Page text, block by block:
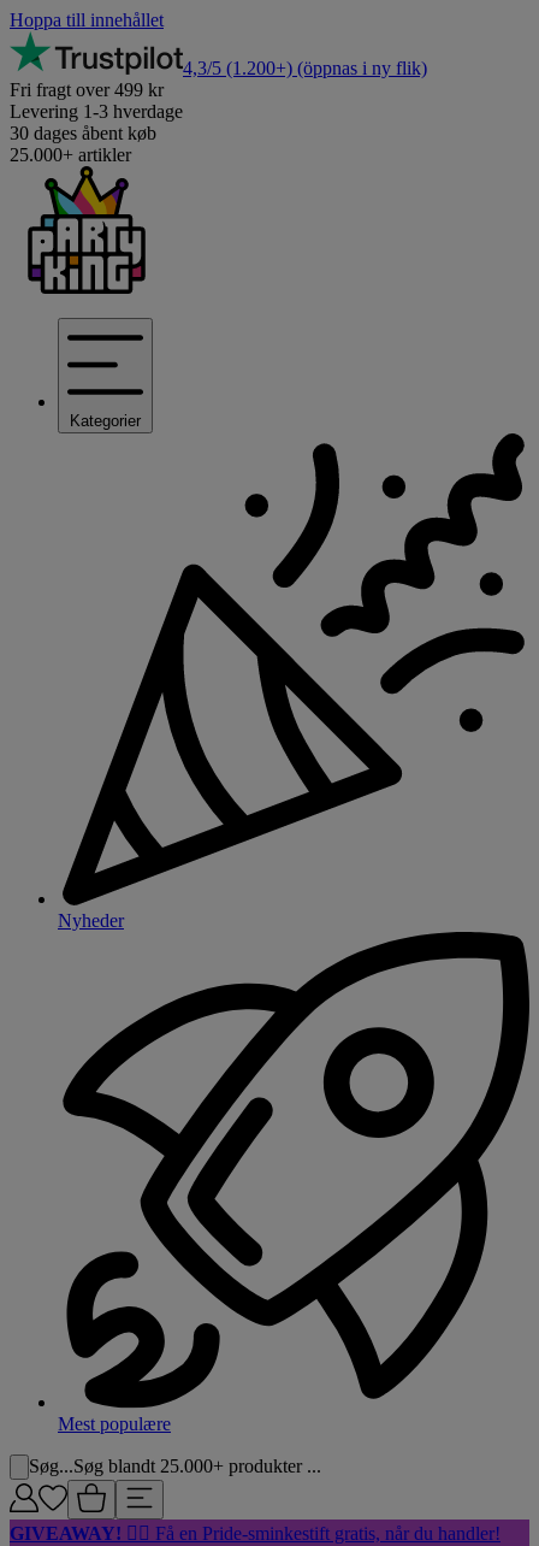
Hoppa till innehållet
4,3/5 (1.200+) (öppnas i ny flik)
Fri fragt over 499 kr
Levering 1-3 hverdage
30 dages åbent køb
25.000+ artikler
Kategorier
Nyheder
Mest populære
Søg...Søg blandt 25.000+ produkter ...
GIVEAWAY! 🏳️‍🌈 Få en Pride-sminkestift gratis, når du handler!